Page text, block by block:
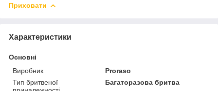
Приховати
Характеристики
Основні
Виробник
Proraso
Тип бритвеної
Багаторазова бритва